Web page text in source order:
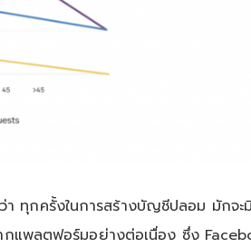
ครั้งในการสร้างบัญชีปลอม มักจะมี
แพลตฟอร์มอย่างต่อเนื่อง ซึ่ง